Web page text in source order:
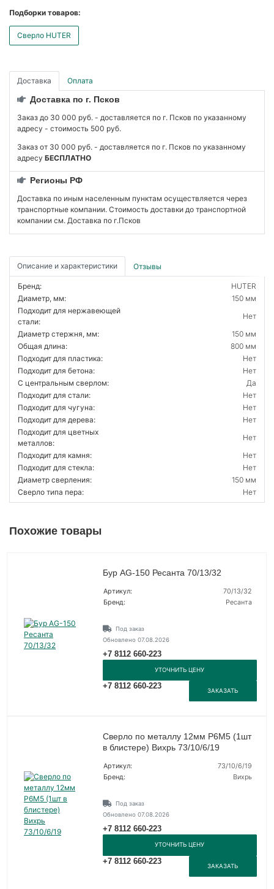
Подборки товаров:
Сверло HUTER
Доставка Оплата
Доставка по г. Псков
Заказ до 30 000 руб. - доставляется по г. Псков по указанному
адресу - стоимость 500 руб.
Заказ от 30 000 руб. - доставляется по г. Псков по указанному
адресу БЕСПЛАТНО
Регионы РФ
Доставка по иным населенным пунктам осуществляется через
транспортные компании. Стоимость доставки до транспортной
компании см. Доставка по г.Псков
Описание и характеристики Отзывы
Бренд:
HUTER
Диаметр, мм:
150 мм
Подходит для нержавеющей
стали:
Нет
Диаметр стержня, мм:
150 мм
Общая длина:
800 мм
Подходит для пластика:
Нет
Подходит для бетона:
Нет
С центральным сверлом:
Да
Подходит для стали:
Нет
Подходит для чугуна:
Нет
Подходит для дерева:
Нет
Подходит для цветных
металлов:
Нет
Подходит для камня:
Нет
Подходит для стекла:
Нет
Диаметр сверления:
150 мм
Сверло типа пера:
Нет
Похожие товары
Бур AG-150 Ресанта 70/13/32
Артикул:
70/13/32
Бренд:
Ресанта
Под заказ
Обновлено 07.08.2026
+7 8112 660-223
УТОЧНИТЬ ЦЕНУ
+7 8112 660-223
ЗАКАЗАТЬ
Сверло по металлу 12мм P6M5 (1шт
в блистере) Вихрь 73/10/6/19
Артикул:
73/10/6/19
Бренд:
Вихрь
Под заказ
Обновлено 07.08.2026
+7 8112 660-223
УТОЧНИТЬ ЦЕНУ
+7 8112 660-223
ЗАКАЗАТЬ